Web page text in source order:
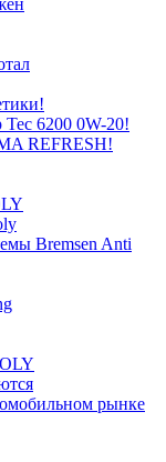
6200 0W-20!
REFRESH!
Bremsen Anti
рынке